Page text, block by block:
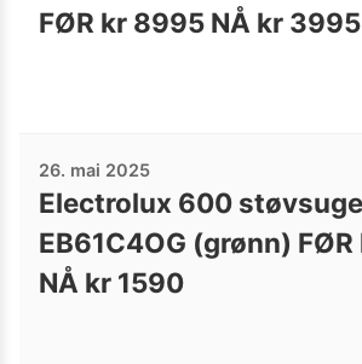
FØR kr 8995 NÅ kr 3995
26. mai 2025
Electrolux 600
EB61C4OG (grønn)
NÅ kr 1590